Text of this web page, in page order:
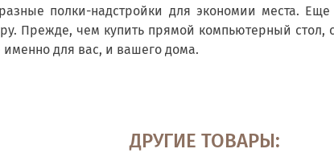
полки-надстройки для экономии места.
Прежде, чем купить прямой компьютерный стол,
для вас, и вашего дома.
ДРУГИЕ ТОВАРЫ: